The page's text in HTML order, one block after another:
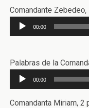
audio
Comandante
Reproductor
de
00:00
Palabras de la
Reproductor
de
audio
00:00
Comandanta Miriam, 2